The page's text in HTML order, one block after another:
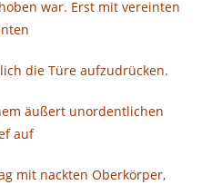
war. Erst mit vereinten
die Türe aufzudrücken.
äußert unordentlichen
auf
mit nackten Oberkörper,